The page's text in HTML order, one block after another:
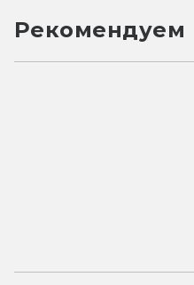
Рекомендуем